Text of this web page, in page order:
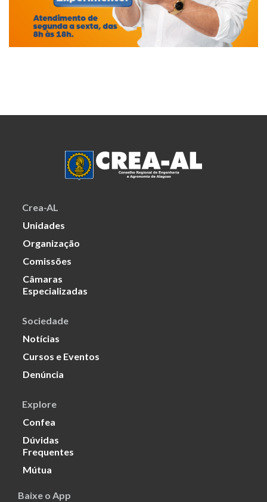
Crea-AL
Unidades
Organização
Comissões
Câmaras
Especializadas
Sociedade
Notícias
Cursos e Eventos
Denúncia
Explore
Confea
Dúvidas
Frequentes
Mútua
Baixe o App